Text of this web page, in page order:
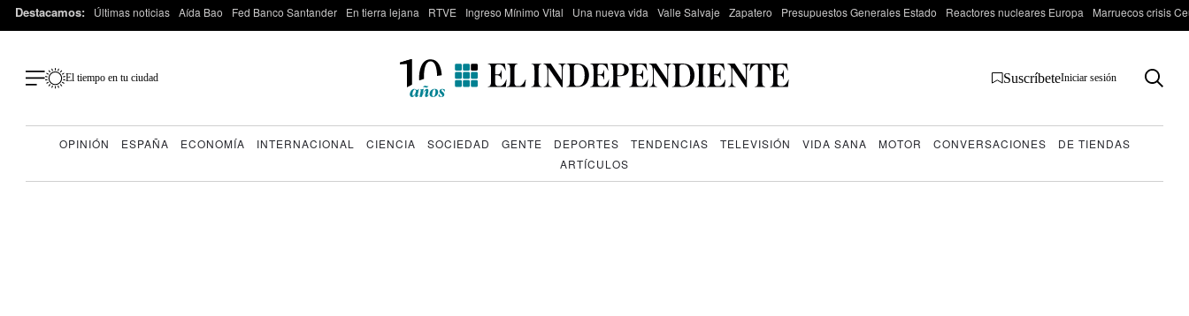
Destacamos: Últimas noticias Aída Bao Fed Banco Santander En tierra lejana RTVE Ingreso Mínimo Vital Una nueva vida Valle Salvaje Zapatero Presupuestos Generales Estado Reactores nucleares Europa Marruecos crisis
El tiempo en tu ciudad SuscríbeteIniciar sesión
OPINIÓN ESPAÑA ECONOMÍA INTERNACIONAL CIENCIA SOCIEDAD GENTE DEPORTES TENDENCIAS TELEVISIÓN VIDA SANA MOTOR CONVERSACIONES
DE TIENDAS
ARTÍCULOS